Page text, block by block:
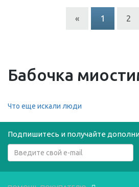
« 1 2
Бабочка
Что еще искали люди
Подпишитесь и получайте